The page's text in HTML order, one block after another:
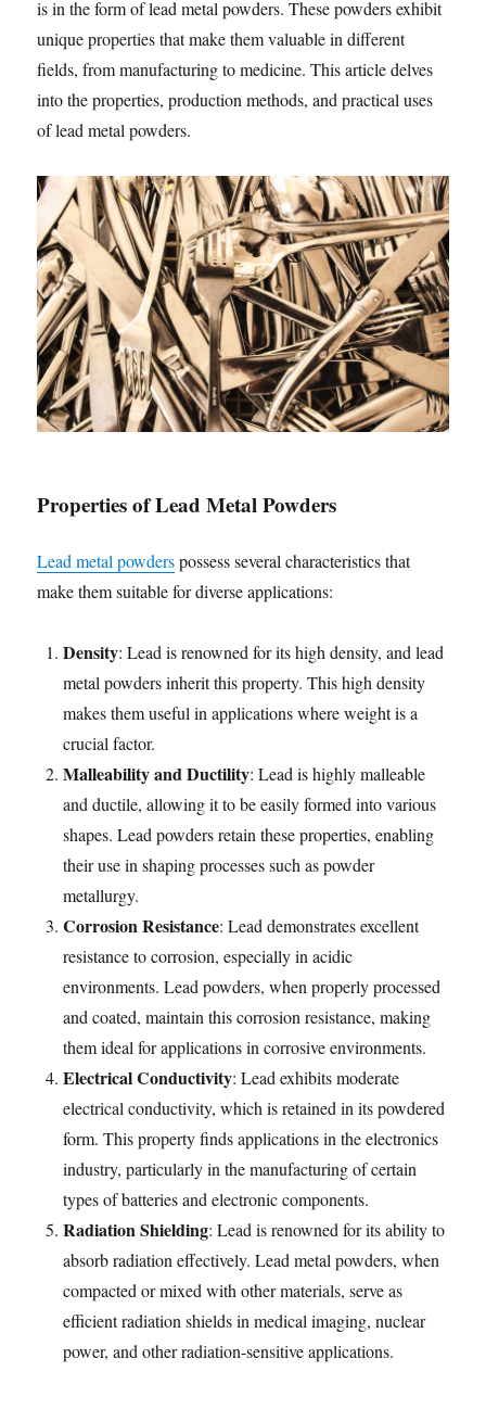
is in the form of lead metal powders. These powders exhibit
unique properties that make them valuable in different
fields, from manufacturing to medicine. This article delves
into the properties, production methods, and practical uses
of lead metal powders.
Properties of Lead Metal Powders
Lead metal powderspossess several characteristics that
make them suitable for diverse applications:
Density: Lead is renowned for its high density, and lead
metal powders inherit this property. This high density
makes them useful in applications where weight is a
crucial factor.
Malleability and Ductility: Lead is highly malleable
and ductile, allowing it to be easily formed into various
shapes. Lead powders retain these properties, enabling
their use in shaping processes such as powder
metallurgy.
Corrosion Resistance: Lead demonstrates excellent
resistance to corrosion, especially in acidic
environments. Lead powders, when properly processed
and coated, maintain this corrosion resistance, making
them ideal for applications in corrosive environments.
Electrical Conductivity: Lead exhibits moderate
electrical conductivity, which is retained in its powdered
form. This property finds applications in the electronics
industry, particularly in the manufacturing of certain
types of batteries and electronic components.
Radiation Shielding: Lead is renowned for its ability to
absorb radiation effectively. Lead metal powders, when
compacted or mixed with other materials, serve as
efficient radiation shields in medical imaging, nuclear
power, and other radiation-sensitive applications.